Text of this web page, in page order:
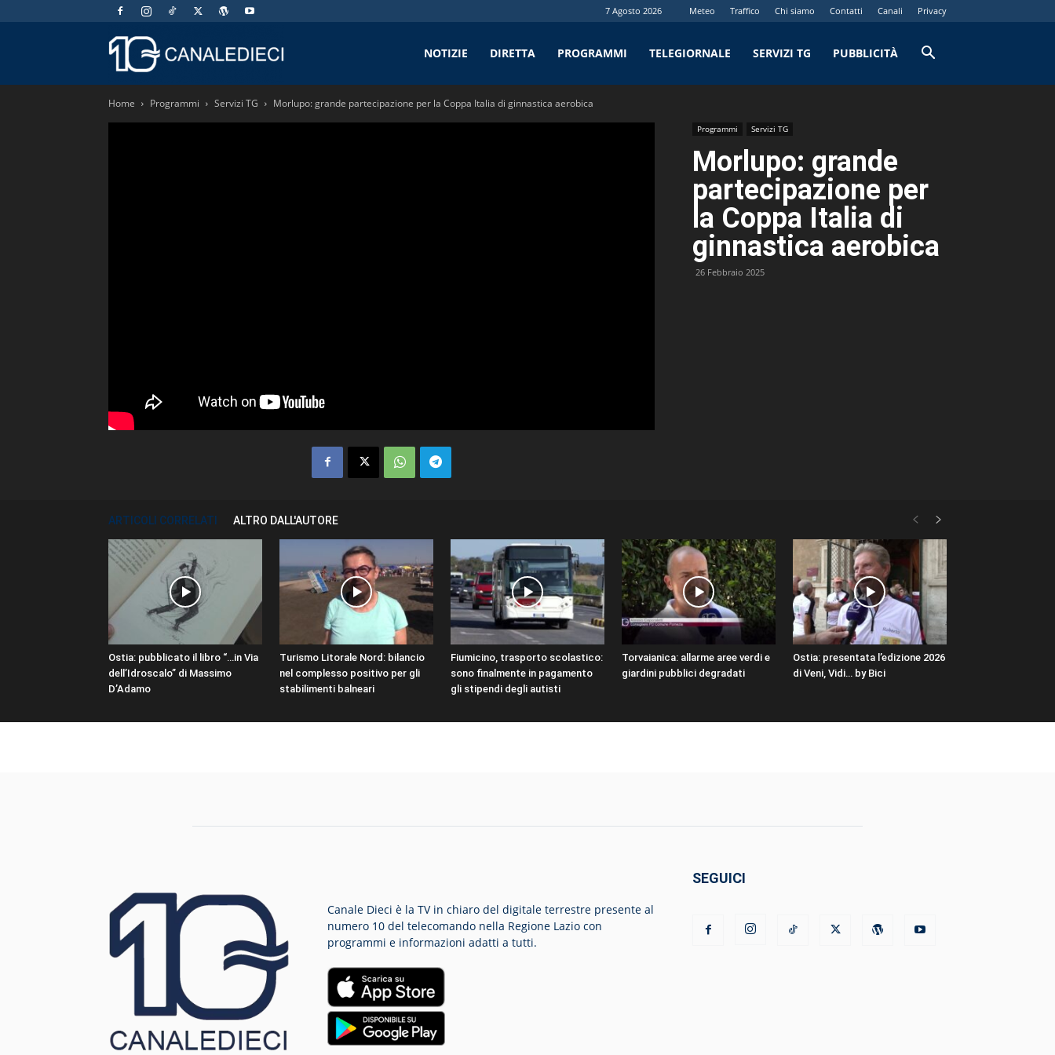
7 Agosto 2026 Meteo Traffico Chi siamo Contatti Canali Privacy
Canaledieci.tv NOTIZIE DIRETTA PROGRAMMI TELEGIORNALE SERVIZI TG PUBBLICITÀ
Home Programmi Servizi TG Morlupo: grande partecipazione per la Coppa Italia di ginnastica aerobica
Programmi Servizi TG
Morlupo: grande
partecipazione per
la Coppa Italia di
ginnastica aerobica
26 Febbraio 2025
ARTICOLI CORRELATI ALTRO DALL'AUTORE
Ostia: pubblicato il libro “…in Via
dell’Idroscalo” di Massimo
D’Adamo
Turismo Litorale Nord: bilancio
nel complesso positivo per gli
stabilimenti balneari
Fiumicino, trasporto scolastico:
sono finalmente in pagamento
gli stipendi degli autisti
Torvaianica: allarme aree verdi e
giardini pubblici degradati
Ostia: presentata l’edizione 2026
di Veni, Vidi… by Bici
Canale Dieci è la TV in chiaro del digitale terrestre presente al
numero 10 del telecomando nella Regione Lazio con
programmi e informazioni adatti a tutti.
SEGUICI